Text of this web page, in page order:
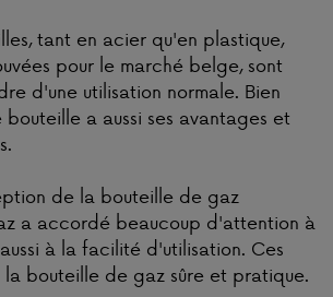
tant en acier qu'en plastique,
pour le marché belge, sont
d'une utilisation normale. Bien
a aussi ses avantages et
de la bouteille de gaz
a accordé beaucoup d'attention à
à la facilité d'utilisation. Ces
bouteille de gaz sûre et pratique.